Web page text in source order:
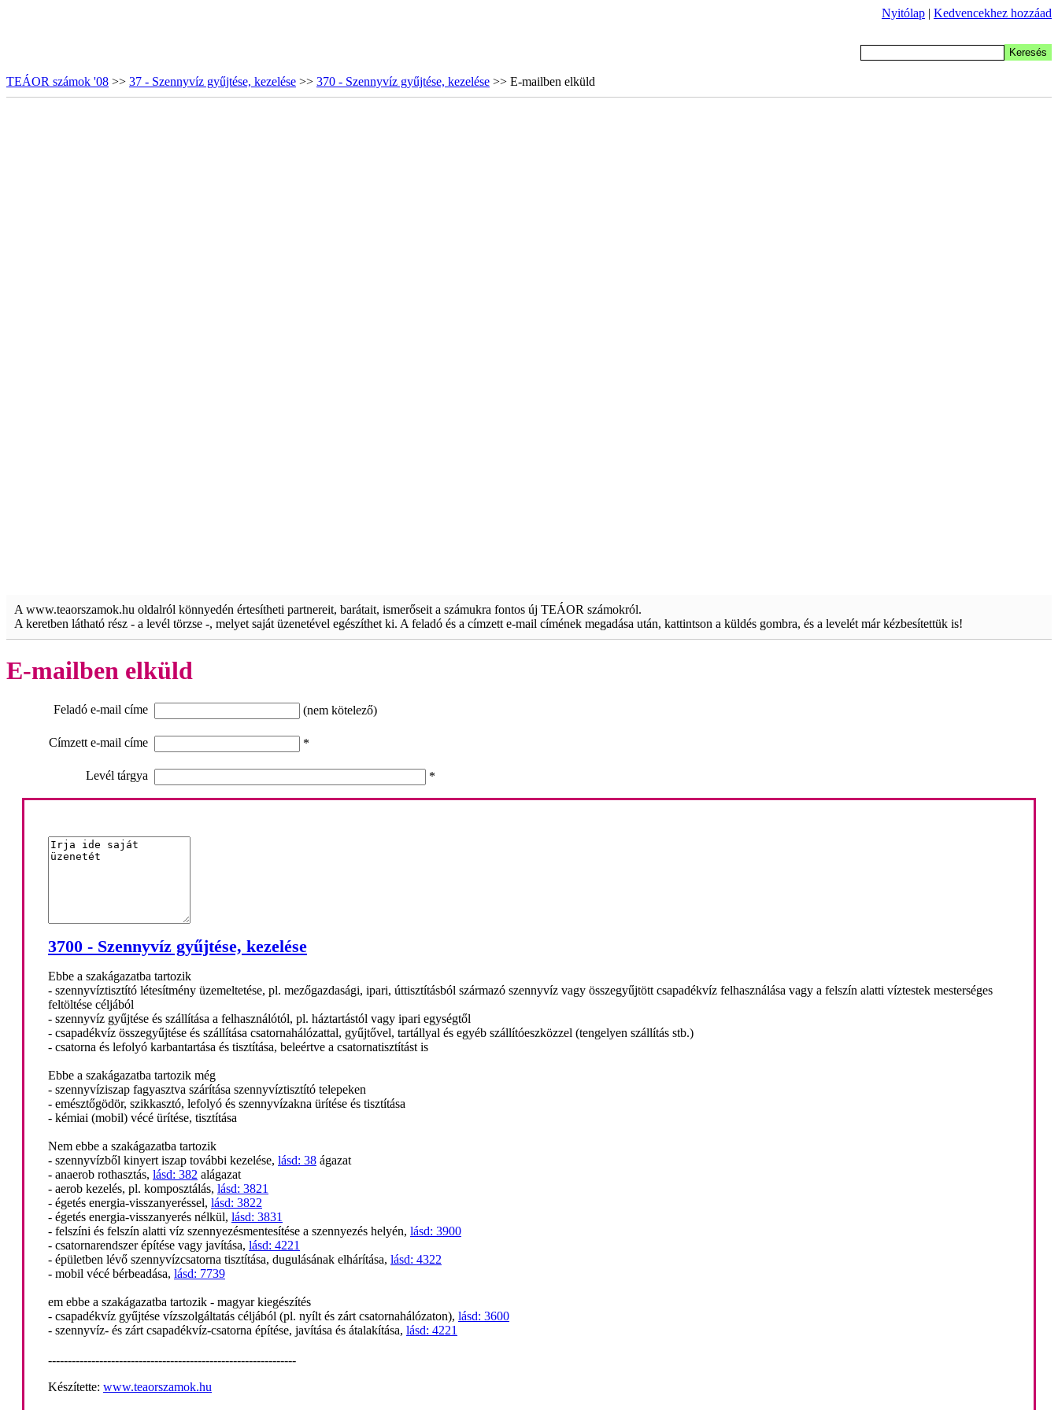
Nyitólap | Kedvencekhez hozzáad
TEÁOR számok '08 >> 37 - Szennyvíz gyűjtése, kezelése >> 370 - Szennyvíz gyűjtése, kezelése >> E-mailben elküld
A www.teaorszamok.hu oldalról könnyedén értesítheti partnereit, barátait, ismerőseit a számukra fontos új TEÁOR számokról.
A keretben látható rész - a levél törzse -, melyet saját üzenetével egészíthet ki. A feladó és a címzett e-mail címének megadása után, kattintson a küldés gombra, és a levelét már kézbesítettük is!
E-mailben elküld
Feladó e-mail címe (nem kötelező)
Címzett e-mail címe *
Levél tárgya *
3700 - Szennyvíz gyűjtése, kezelése
Ebbe a szakágazatba tartozik
- szennyvíztisztító létesítmény üzemeltetése, pl. mezőgazdasági, ipari, úttisztításból származó szennyvíz vagy összegyűjtött csapadékvíz felhasználása vagy a felszín alatti víztestek mesterséges
feltöltése céljából
- szennyvíz gyűjtése és szállítása a felhasználótól, pl. háztartástól vagy ipari egységtől
- csapadékvíz összegyűjtése és szállítása csatornahálózattal, gyűjtővel, tartállyal és egyéb szállítóeszközzel (tengelyen szállítás stb.)
- csatorna és lefolyó karbantartása és tisztítása, beleértve a csatornatisztítást is
Ebbe a szakágazatba tartozik még
- szennyvíziszap fagyasztva szárítása szennyvíztisztító telepeken
- emésztőgödör, szikkasztó, lefolyó és szennyvízakna ürítése és tisztítása
- kémiai (mobil) vécé ürítése, tisztítása
Nem ebbe a szakágazatba tartozik
- szennyvízből kinyert iszap további kezelése, lásd: 38 ágazat
- anaerob rothasztás, lásd: 382 alágazat
- aerob kezelés, pl. komposztálás, lásd: 3821
- égetés energia-visszanyeréssel, lásd: 3822
- égetés energia-visszanyerés nélkül, lásd: 3831
- felszíni és felszín alatti víz szennyezésmentesítése a szennyezés helyén, lásd: 3900
- csatornarendszer építése vagy javítása, lásd: 4221
- épületben lévő szennyvízcsatorna tisztítása, dugulásának elhárítása, lásd: 4322
- mobil vécé bérbeadása, lásd: 7739
em ebbe a szakágazatba tartozik - magyar kiegészítés
- csapadékvíz gyűjtése vízszolgáltatás céljából (pl. nyílt és zárt csatornahálózaton), lásd: 3600
- szennyvíz- és zárt csapadékvíz-csatorna építése, javítása és átalakítása, lásd: 4221
---------------------------------------------------------------
Készítette: www.teaorszamok.hu